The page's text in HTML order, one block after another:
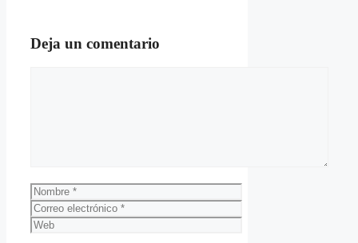
Deja un comentario
Nombre
Correo
electrónico
Web